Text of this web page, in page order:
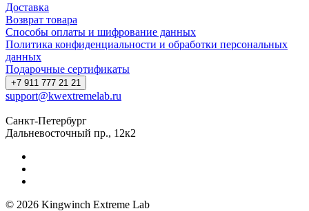
Доставка
Возврат товара
Способы оплаты и шифрование данных
Политика конфиденциальности и обработки персональных
данных
Подарочные сертификаты
+7 911 777 21 21
support@kwextremelab.ru
Санкт-Петербург
Дальневосточный пр., 12к2
© 2026 Kingwinch Extreme Lab